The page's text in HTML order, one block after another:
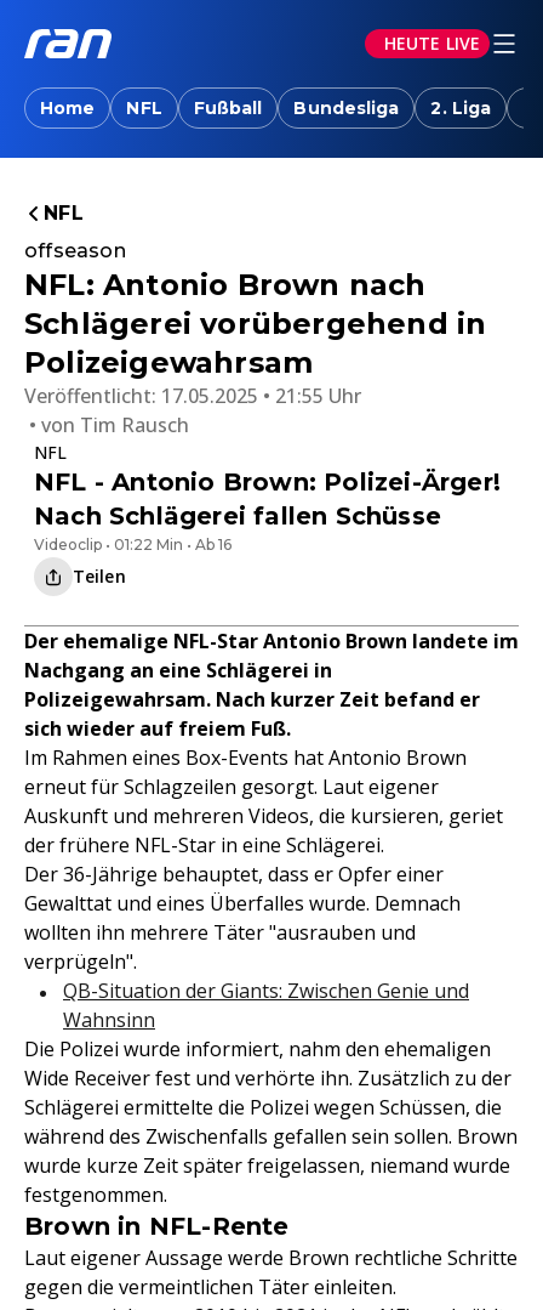
HEUTE LIVE
Home NFL Fußball Bundesliga 2. Liga
NFL
offseason
NFL: Antonio Brown nach
Schlägerei vorübergehend in
Polizeigewahrsam
Veröffentlicht: 17.05.2025 • 21:55 Uhr
von Tim Rausch
NFL
NFL - Antonio Brown: Polizei-Ärger!
Nach Schlägerei fallen Schüsse
Videoclip • 01:22 Min • Ab 16
Teilen
Der ehemalige NFL-Star Antonio Brown landete im
Nachgang an eine Schlägerei in
Polizeigewahrsam. Nach kurzer Zeit befand er
sich wieder auf freiem Fuß.
Im Rahmen eines Box-Events hat Antonio Brown
erneut für Schlagzeilen gesorgt. Laut eigener
Auskunft und mehreren Videos, die kursieren, geriet
der frühere NFL-Star in eine Schlägerei.
Der 36-Jährige behauptet, dass er Opfer einer
Gewalttat und eines Überfalles wurde. Demnach
wollten ihn mehrere Täter "ausrauben und
verprügeln".
QB-Situation der Giants: Zwischen Genie und
Wahnsinn
Die Polizei wurde informiert, nahm den ehemaligen
Wide Receiver fest und verhörte ihn. Zusätzlich zu der
Schlägerei ermittelte die Polizei wegen Schüssen, die
während des Zwischenfalls gefallen sein sollen. Brown
wurde kurze Zeit später freigelassen, niemand wurde
festgenommen.
Brown in NFL-Rente
Laut eigener Aussage werde Brown rechtliche Schritte
gegen die vermeintlichen Täter einleiten.